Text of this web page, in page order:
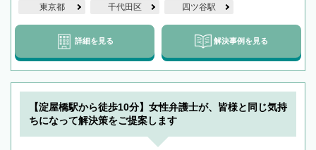
東京都 千代田区 四ツ谷駅
詳細を見る 解決事例を見る
【淀屋橋駅から徒歩10分】女性弁護士が、皆様と同じ気持
ちになって解決策をご提案します